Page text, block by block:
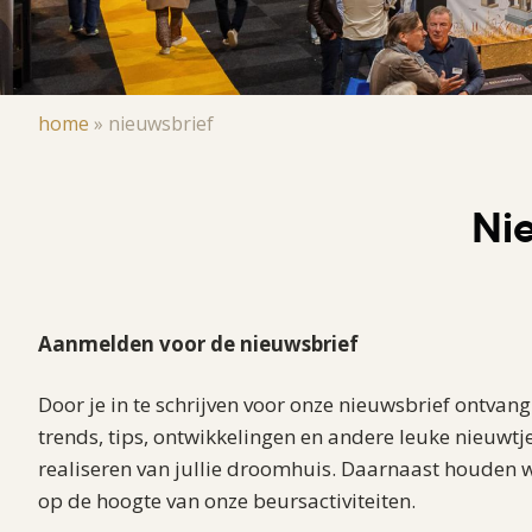
Kruimelpad
home » nieuwsbrief
Aanmelden voor de nieuwsbrief
Door je in te schrijven voor onze nieuwsbrief
trends, tips, ontwikkelingen en andere leuke
realiseren van jullie droomhuis. Daarnaast houden
op de hoogte van onze beursactiviteiten.